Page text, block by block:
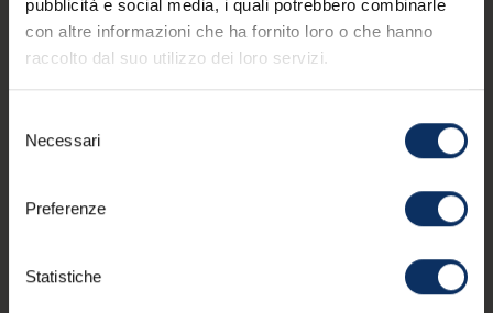
pubblicità e social media, i quali potrebbero combinarle
con altre informazioni che ha fornito loro o che hanno
raccolto dal suo utilizzo dei loro servizi.
delNecessari
Preferenze
Statistiche
Visita alla Chiesetta di Florin
del territorio. ogni settimana sarà protagonista
una chiesa diversa, raccontata attraverso la
e
pin_drop